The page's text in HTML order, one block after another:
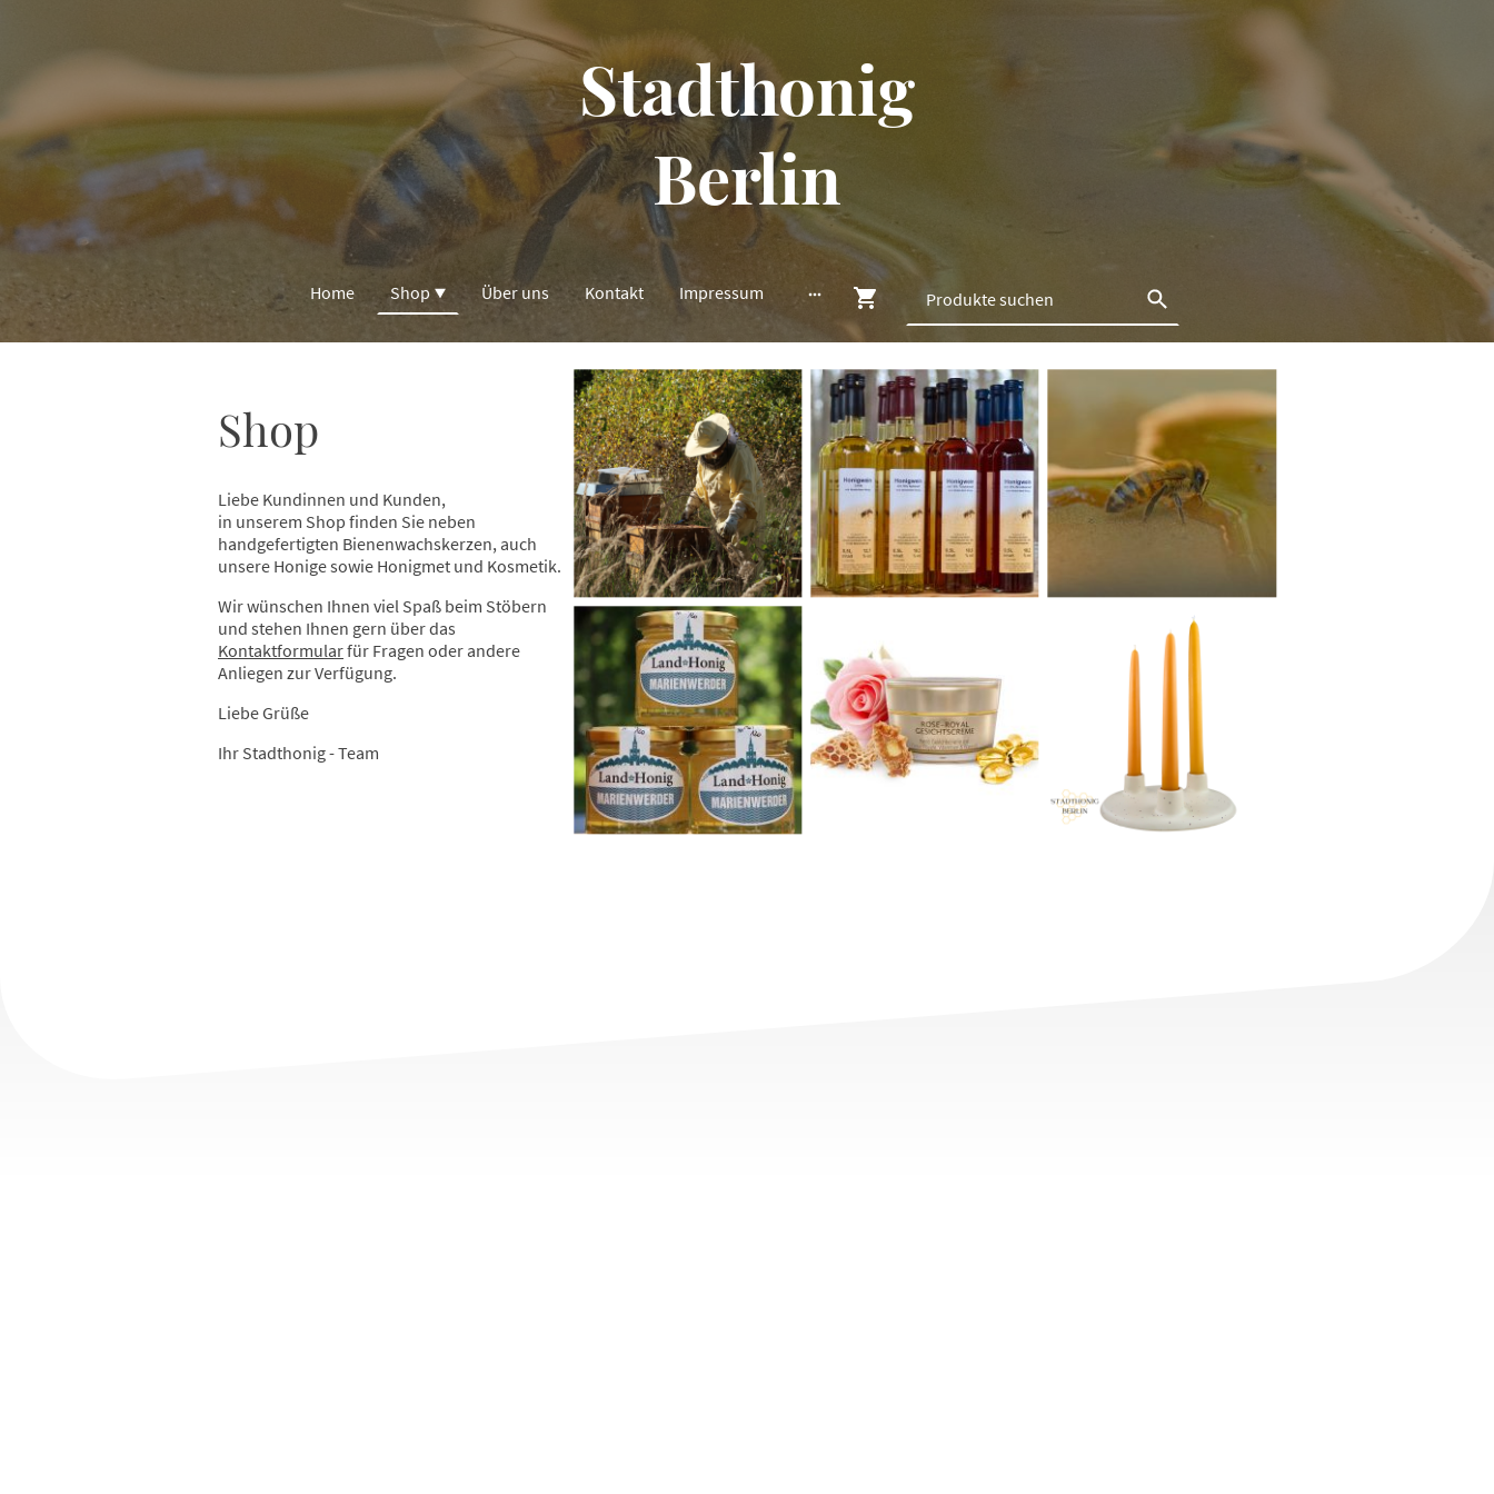
Stadthonig
Berlin
Home Shop Über uns Kontakt Impressum
Shop
Liebe Kundinnen und Kunden,
in unserem Shop finden Sie neben
handgefertigten Bienenwachskerzen, auch
unsere Honige sowie Honigmet und Kosmetik.
Wir wünschen Ihnen viel Spaß beim Stöbern
und stehen Ihnen gern über das
Kontaktformularfür Fragen oder andere
Anliegen zur Verfügung.
Liebe Grüße
Ihr Stadthonig - Team